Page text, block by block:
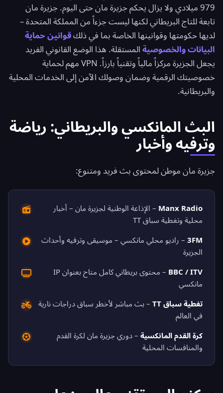
979 ميلادي ولا يزال يحكم جزيرة مان حتى اليوم. جزيرة مان
تابعة للتاج البريطاني لكنها ليست جزءاً من المملكة المتحدة –
لديها حكومتها وقوانينها الخاصة بما في ذلكقوانين حماية
البيانات والخصوصية المستقلة. هذا الوضع القانوني الفريد
يجعل الجزيرة مركزاً مالياً وتقنياً بارزاً. VPN مهم لحماية
خصوصيتك الرقمية وضمان وصولك الآمن إلى الخدمات المحلية
والبريطانية.
البث المانكسي والبريطاني: رياضة
وترفيه وأخبار
جزيرة مان موطن لمحتوى بث فريد ومتنوع:
Manx Radio – الإذاعة الوطنية لجزيرة مان – أخبار
محلية وتغطية سباق TT
3FM – راديو محلي مانكسي – موسيقى وترفيه وأحداث
الجزيرة
BBC / ITV
– محتوى بريطاني كامل متاح بعنوان IP
مانكسي
تغطية سباق TT
– بث مباشر لأخطر سباق دراجات نارية
في العالم
كرة القدم المانكسية – دوري جزيرة مان لكرة القدم
والمنافسات المحلية